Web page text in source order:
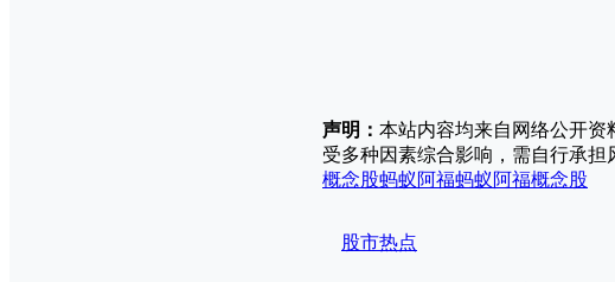
声明： 本站内容均来自网络公开资
受多种因素综合影响，需自行承担
概念股蚂蚁阿福蚂蚁阿福概念股
股市热点